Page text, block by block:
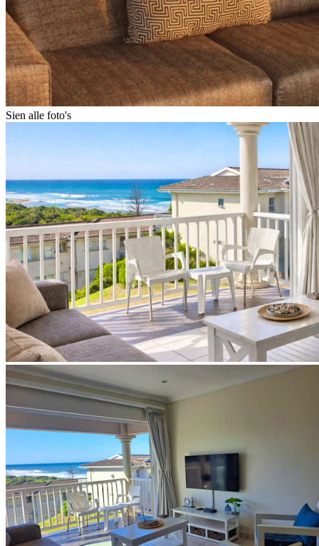
Sien alle foto's